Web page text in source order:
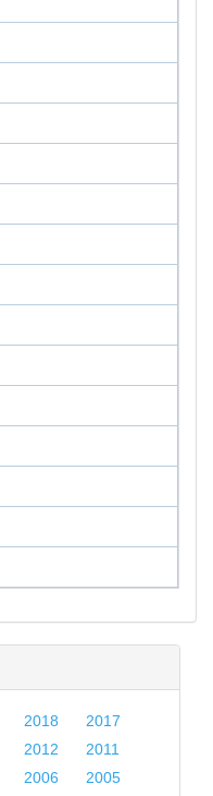
2018
2017
2012
2011
2006
2005